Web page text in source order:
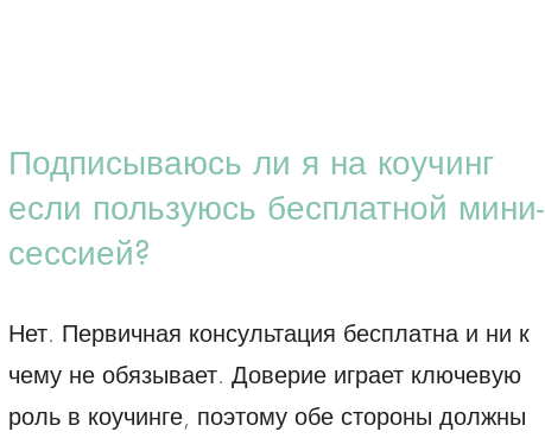
Подписываюсь ли я на коучинг
если пользуюсь бесплатной мини-
сессией?
Нет. Первичная консультация бесплатна и ни к
чему не обязывает. Доверие играет ключевую
роль в коучинге, поэтому обе стороны должны